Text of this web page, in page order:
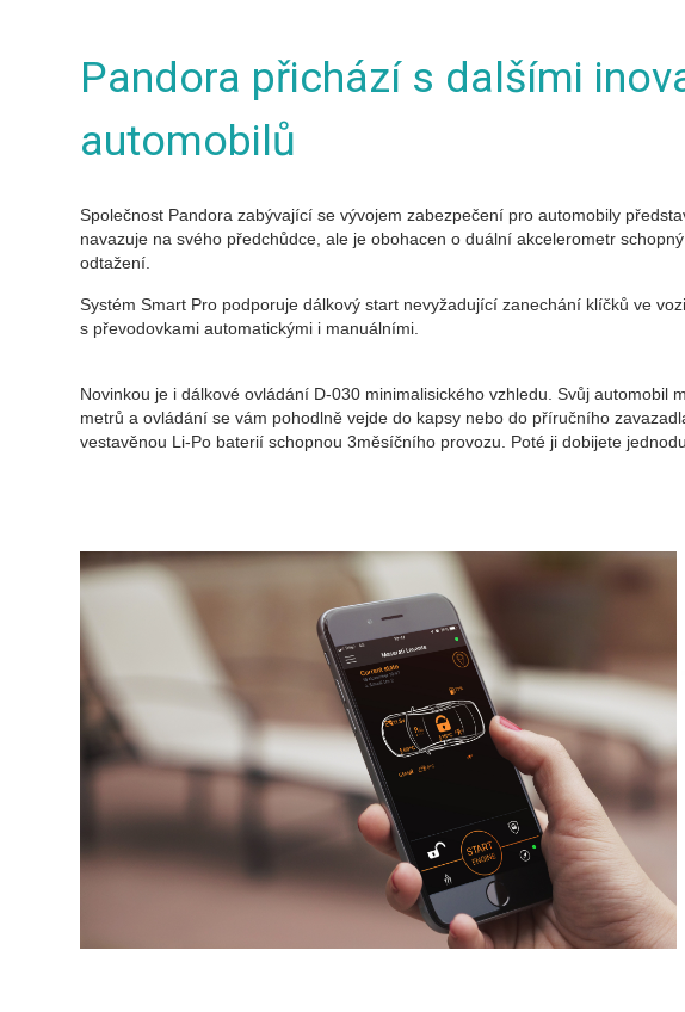
Pandora přichází s dalšími
automobilů
Společnost Pandora zabývající se vývojem zabezpečení pro automobily
navazuje na svého předchůdce, ale je obohacen o duální akcelerometr
odtažení.
Systém Smart Pro podporuje dálkový start nevyžadující zanechání klíčků ve
s převodovkami automatickými i manuálními.
Novinkou je i dálkové ovládání D-030 minimalisického vzhledu. Svůj
metrů a ovládání se vám pohodlně vejde do kapsy nebo do příručního
vestavěnou Li-Po baterií schopnou 3měsíčního provozu. Poté ji dobijete